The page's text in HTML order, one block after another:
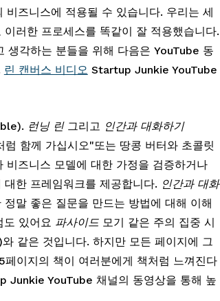
즈니스에 적용될 수 있습니다. 우리는 세
러한 프로세스를 똑같이 잘 적용했습니다.
생각하는 분들을 위해 다음은 YouTube 동
린 캔버스 비디오 Startup Junkie YouTube
런닝 린 그리고 인간과 대화하기
함께 가십시오"또는 땅콩 버터와 초콜릿
즈니스 모델에 대한 가정을 검증하거나
한 프레임워크를 제공합니다. 인간과 대화
말 좋은 질문을 만드는 방법에 대해 이해
있어요 파사이드 모기 같은 주의 집중 시
같은 것입니다. 하지만 모든 페이지에 그
이지의 책이 여러분에게 책처럼 느껴진다
Junkie YouTube 채널의 동영상을 통해 높